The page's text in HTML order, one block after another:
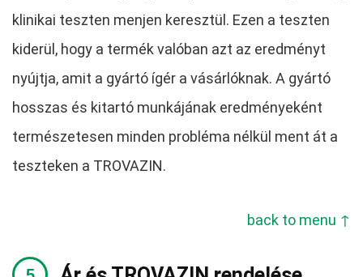
klinikai teszten menjen keresztül. Ezen a teszten
kiderül, hogy a termék valóban azt az eredményt
nyújtja, amit a gyártó ígér a vásárlóknak. A gyártó
hosszas és kitartó munkájának eredményeként
természetesen minden probléma nélkül ment át a
teszteken a TROVAZIN.
back to menu ↑